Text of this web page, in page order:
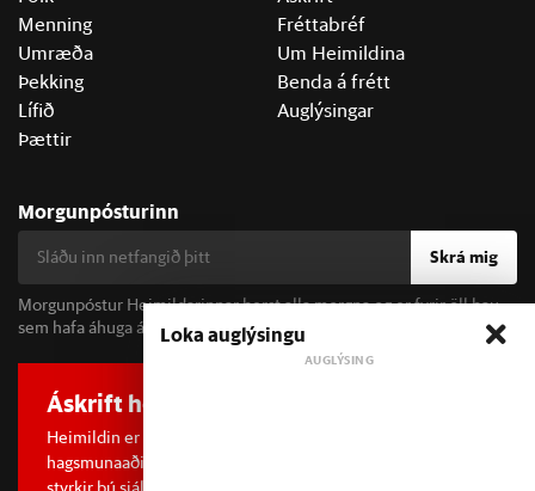
Menning
Umræða
Þekking
Lífið
Þættir
Fréttabréf
Um Heimildina
Benda á frétt
Auglýsingar
Morgunpósturinn
Skrá mig
Morgunpóstur Heimildarinnar berst alla morgna og er fyrir öll þau
sem hafa áhuga á fréttum og þjóðfélagsumræðu.
Áskrift hefur áhrif
Heimildin er í dreifðu eignarhaldi og óháð
hagsmunaaðilum. Með því að kaupa áskrift að Heimildinni
Loka auglýsingu